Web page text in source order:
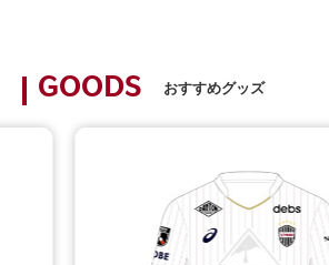
GOODS おすすめグッズ